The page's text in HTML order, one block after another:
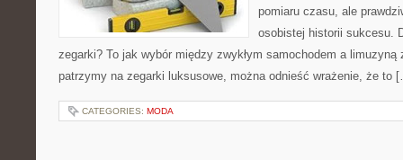
pomiaru czasu, ale
osobistej historii sukcesu.
zegarki? To jak wybór między zwykłym samochodem a limuzyną
patrzymy na zegarki luksusowe, można odnieść wrażenie, że to
CATEGORIES: MODA